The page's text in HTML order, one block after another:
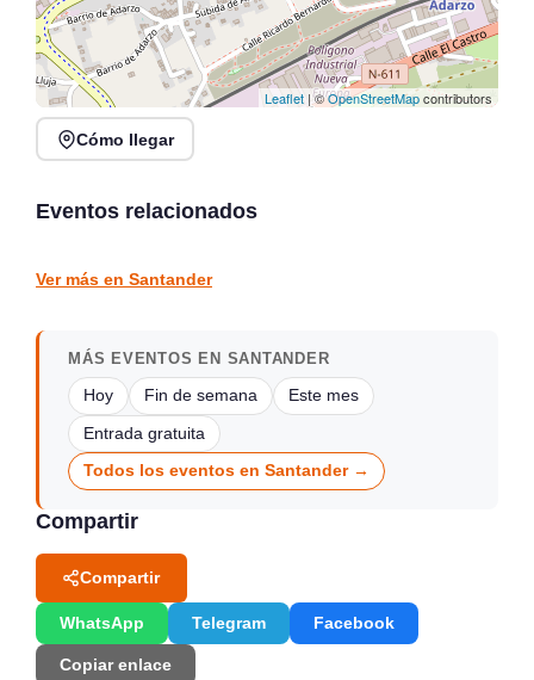
Leaflet | ©OpenStreetMapcontributors
Cómo llegar
Eventos relacionados
Conciertos de la Atalaya
Laredo
Ver más en Santander
MÁS EVENTOS EN SANTANDER
Hoy Fin de semana Este mes
Entrada gratuita
Todos los eventos en Santander →
Compartir
Compartir
WhatsApp Telegram Facebook
Copiar enlace